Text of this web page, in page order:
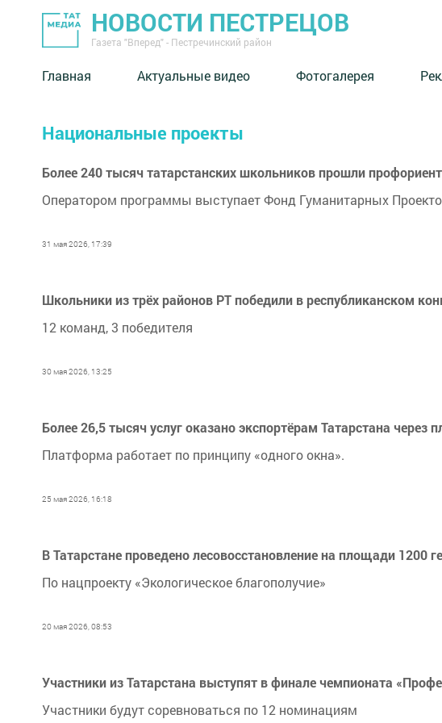
НОВОСТИ ПЕСТРЕЦОВ
Газета "Вперед" - Пестречинский район
Главная Актуальные видео Фотогалерея
Национальные проекты
Более 240 тысяч татарстанских школьников прошли
Оператором программы выступает Фонд Гуманитарных
31 мая 2026, 17:39
Школьники из трёх районов РТ победили в республиканском
12 команд, 3 победителя
30 мая 2026, 13:25
Более 26,5 тысяч услуг оказано экспортёрам Татарстана через
Платформа работает по принципу «одного окна».
25 мая 2026, 16:18
В Татарстане проведено лесовосстановление на площади 1200
По нацпроекту «Экологическое благополучие»
20 мая 2026, 08:53
Участники из Татарстана выступят в финале чемпионата
Участники будут соревноваться по 12 номинациям